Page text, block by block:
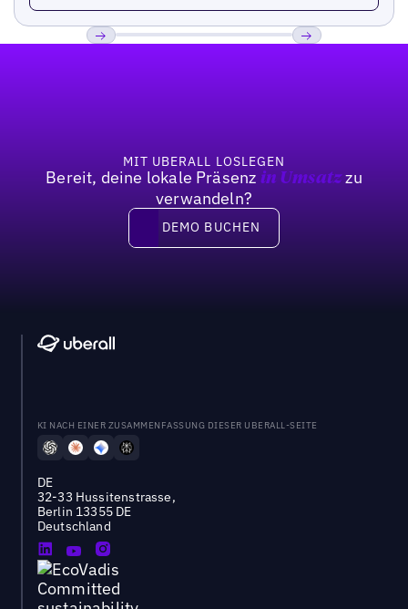
MIT UBERALL LOSLEGEN
Bereit, deine lokale Präsenz in Umsatzzu
verwandeln?
DEMO BUCHEN
DEMO BUCHEN
KI NACH EINER ZUSAMMENFASSUNG DIESER UBERALL-SEITE
DE
32-33 Hussitenstrasse,
Berlin 13355 DE
Deutschland